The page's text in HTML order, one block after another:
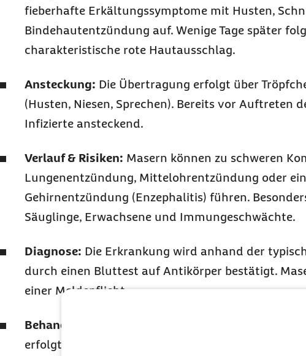
fieberhafte Erkältungssymptome mit Husten,
Bindehautentzündung auf. Wenige Tage später
charakteristische rote Hautausschlag.
Ansteckung: Die Übertragung erfolgt über
(Husten, Niesen, Sprechen). Bereits vor Auftreten
Infizierte ansteckend.
Verlauf & Risiken: Masern können zu schweren
Lungenentzündung, Mittelohrentzündung oder
Gehirnentzündung (Enzephalitis) führen.
Säuglinge, Erwachsene und Immungeschwächte.
Diagnose: Die Erkrankung wird anhand der
durch einen Bluttest auf Antikörper bestätigt.
einer Meldepflicht.
Behandlung:
erfolgt symptomatisch mit Bettruhe,